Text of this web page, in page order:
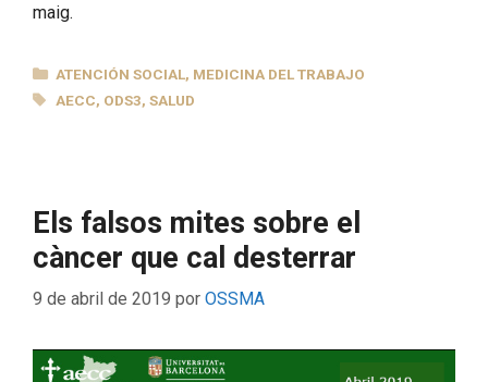
maig.
CATEGORÍAS
ATENCIÓN SOCIAL, MEDICINA DEL TRABAJO
ETIQUETAS
AECC, ODS3,SALUD
Els falsos mites sobre el
càncer que cal desterrar
9 de abril de 2019 por OSSMA